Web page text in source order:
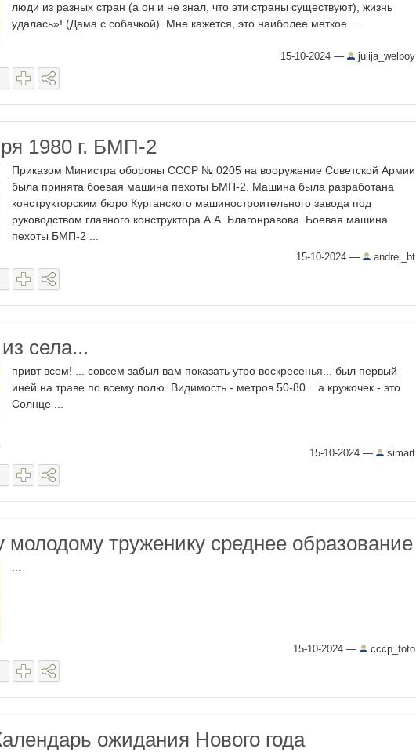
люди из разных стран (а он и не знал, что эти страны существуют), жизнь
удалась»! (Дама с собачкой). Мне кажется, это наиболее меткое ...
15-10-2024 — julija_welboy
1980 г. БМП-2
Приказом Министра обороны СССР № 0205 на вооружение Советской Армии
была принята боевая маши­на пехоты БМП-2. Машина была разработа­на
конструкторским бюро Курганского ма­шиностроительного завода под
руковод­ством главного конструктора А.А. Благонра­вова. Боевая машина
пехоты БМП-2 ...
15-10-2024 — andrei_bt
села...
привт всем! ... совсем забыл вам показать утро воскресенья... был первый
иней на траве по всему полю. Видимость - метров 50-80... а кружочек - это
Солнце ...
15-10-2024 — simart
молодому труженику среднее образование
15-10-2024 — cccp_foto
ожидания Нового года